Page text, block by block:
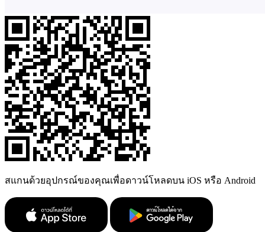
สแกนด้วยอุปกรณ์ของคุณเพื่อดาวน์โหลดบน iOS หรือ Android